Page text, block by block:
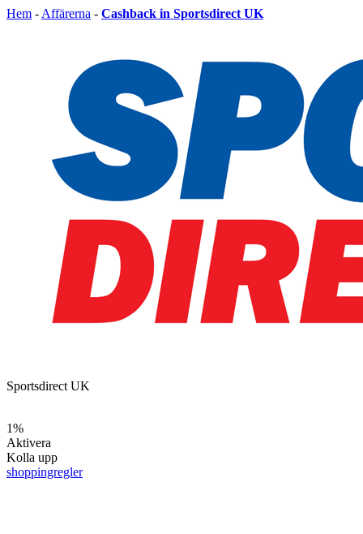
Hem - Affärerna - Cashback in Sportsdirect UK
Sportsdirect UK
1%
Aktivera
Kolla upp
shoppingregler